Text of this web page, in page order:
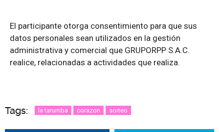
El participante otorga consentimiento para que sus
datos personales sean utilizados en la gestión
administrativa y comercial que GRUPORPP S.A.C.
realice, relacionadas a actividades que realiza.
Tags: la tarumba corazon sorteo